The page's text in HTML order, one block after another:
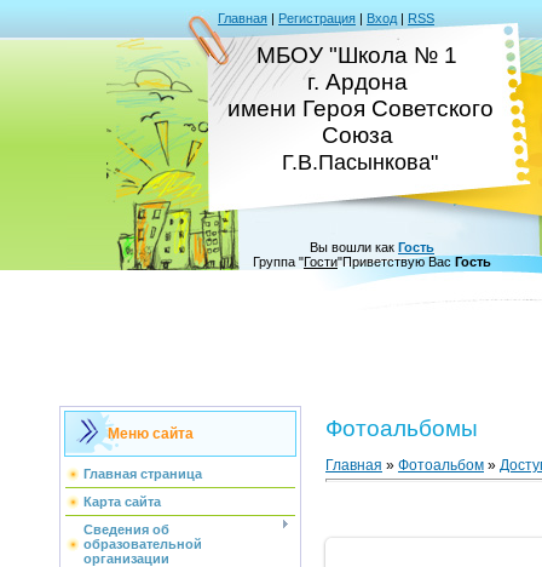
Главная | Регистрация | Вход | RSS
МБОУ "Школа № 1
г. Ардона
имени Героя Советского
Союза
Г.В.Пасынкова"
Вы вошли как Гость
Группа "Гости"Приветствую Вас Гость
Меню сайта
Главная страница
Карта сайта
Сведения об
образовательной
организации
Фотоальбомы
Главная » Фотоальбом »